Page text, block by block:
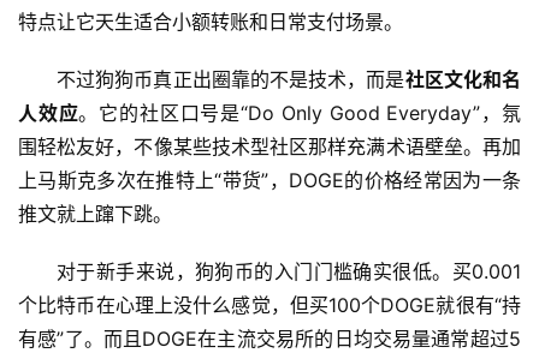
特点让它天生适合小额转账和日常支付场景。
不过狗狗币真正出圈靠的不是技术，而是社区文化和名
人效应。它的社区口号是“Do Only Good Everyday”，氛
围轻松友好，不像某些技术型社区那样充满术语壁垒。再加
上马斯克多次在推特上“带货”，DOGE的价格经常因为一条
推文就上蹿下跳。
对于新手来说，狗狗币的入门门槛确实很低。买0.001
个比特币在心理上没什么感觉，但买100个DOGE就很有“持
有感”了。而且DOGE在主流交易所的日均交易量通常超过5